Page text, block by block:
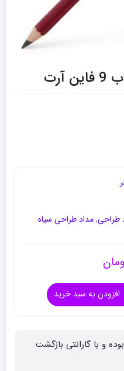
طراحی,مداد طراحی سیاه
افزودن به سبد خرید
و با گارانتی بازگشت